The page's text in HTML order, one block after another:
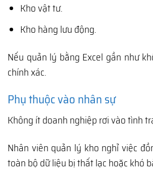
Kho vật tư.
Kho hàng lưu động.
Nếu quản lý bằng Excel gần như
chính xác.
Phụ thuộc vào nhân sự
Không ít doanh nghiệp rơi vào tình
Nhân viên quản lý kho nghỉ việc
toàn bộ dữ liệu bị thất lạc hoặc khó